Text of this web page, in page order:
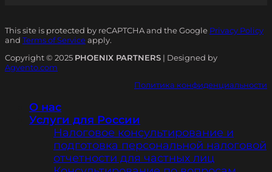
This site is protected by reCAPTCHA and the Google Privacy Policy
and Terms of Serviceapply.
Copyright © 2025 PHOENIX PARTNERS | Designed by
Agvento.com
Политика конфиденциальности
О нас
Услуги для России
Налоговое консультирование и
подготовка персональной налоговой
отчетности для частных лиц